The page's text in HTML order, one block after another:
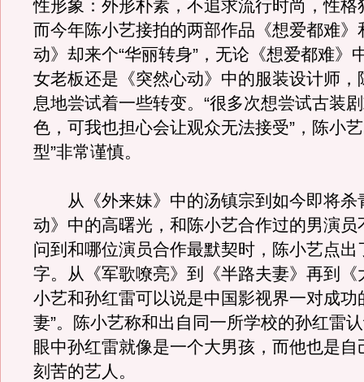
性形象：外形朴素，不追求流行时尚，性格
而今年陈小艺接拍的两部作品《想爱都难》
动》却来个“华丽转身”，无论《想爱都难》
女老板还是《突然心动》中的服装设计师，
息地尝试着一些转变。“很多次想尝试古装
色，可我也担心会让观众无法接受”，陈小
型”非常谨慎。
从《外来妹》中的汤镇宗到如今即将杀
动》中的高曙光，和陈小艺合作过的男演员
问到和哪位演员合作最默契时，陈小艺点出
字。从《军歌嘹亮》到《半路夫妻》再到《
小艺和孙红雷可以说是中国影视界一对成功
妻”。陈小艺称和出自同一所学校的孙红雷
眼中孙红雷就像是一个大男孩，而他也是自
刻苦的艺人。